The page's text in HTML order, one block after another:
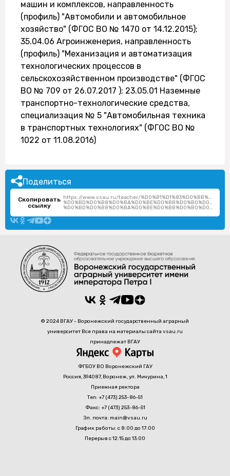
машин и комплексов, направленность
(профиль) "Автомобили и автомобильное
хозяйство" (ФГОС ВО № 1470 от 14.12.2015);
35.04.06 Агроинженерия, направленность
(профиль) "Механизация и автоматизация
технологических процессов в
сельскохозяйственном производстве" (ФГОС
ВО № 709 от 26.07.2017 ); 23.05.01 Наземные
транспортно-технологические средства,
специализация № 5 "Автомобильная техника
в транспортных технологиях" (ФГОС ВО №
1022 от 11.08.2016)
Поделиться
Скопировать
ссылку
https://www.vsau.ru/teacher/
%D0%BD%D0%B8%D0%BA%D0%BE%D0%BB%D0%B0%D0%B9-
%D0%BD%D0%B8%D0%BA%D0%BE%D0%BB%D0%B0%D0%B5%D0%B2%D0%B8%D1%87/
© 2024 ВГАУ - Воронежский государственный аграрный
университет Все права на материалы сайта vsau.ru
принадлежат ВГАУ
ФГБОУ ВО Воронежский ГАУ
Россия, 394087, Воронеж, ул. Мичурина, 1
Приемная ректора
Тел: +7 (473) 253-86-51
Факс: +7 (473) 253-86-51
Эл. почта: main@vsau.ru
График работы: с 8:00 до 17:00
Перерыв с 12:15 до 13:00